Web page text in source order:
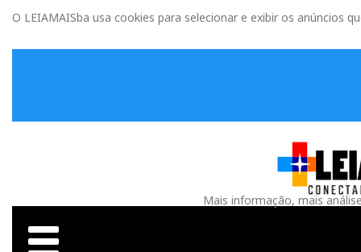
O LEIAMAISba usa cookies para selecionar e exibir os anúncios
Mais informação, mais